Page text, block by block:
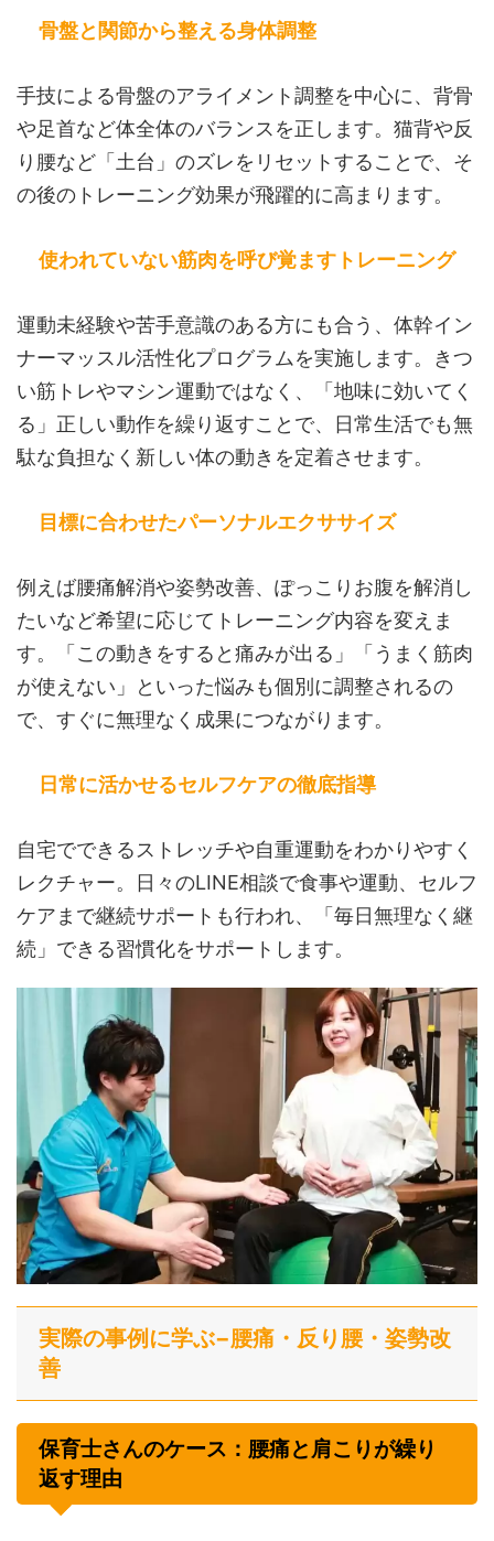
骨盤と関節から整える身体調整
手技による骨盤のアライメント調整を中心に、背骨
や足首など体全体のバランスを正します。猫背や反
り腰など「土台」のズレをリセットすることで、そ
の後のトレーニング効果が飛躍的に高まります。
使われていない筋肉を呼び覚ますトレーニング
運動未経験や苦手意識のある方にも合う、体幹イン
ナーマッスル活性化プログラムを実施します。きつ
い筋トレやマシン運動ではなく、「地味に効いてく
る」正しい動作を繰り返すことで、日常生活でも無
駄な負担なく新しい体の動きを定着させます。
目標に合わせたパーソナルエクササイズ
例えば腰痛解消や姿勢改善、ぽっこりお腹を解消し
たいなど希望に応じてトレーニング内容を変えま
す。「この動きをすると痛みが出る」「うまく筋肉
が使えない」といった悩みも個別に調整されるの
で、すぐに無理なく成果につながります。
日常に活かせるセルフケアの徹底指導
自宅でできるストレッチや自重運動をわかりやすく
レクチャー。日々のLINE相談で食事や運動、セルフ
ケアまで継続サポートも行われ、「毎日無理なく継
続」できる習慣化をサポートします。
実際の事例に学ぶ−腰痛・反り腰・姿勢改
善
保育士さんのケース：腰痛と肩こりが繰り
返す理由